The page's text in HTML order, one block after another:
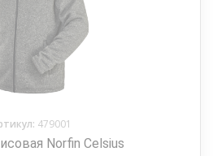
479001
Norfin Celsius